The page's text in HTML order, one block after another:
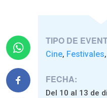
TIPO DE
Cine, Festivales,
FECHA:
Del 10 al 13 de